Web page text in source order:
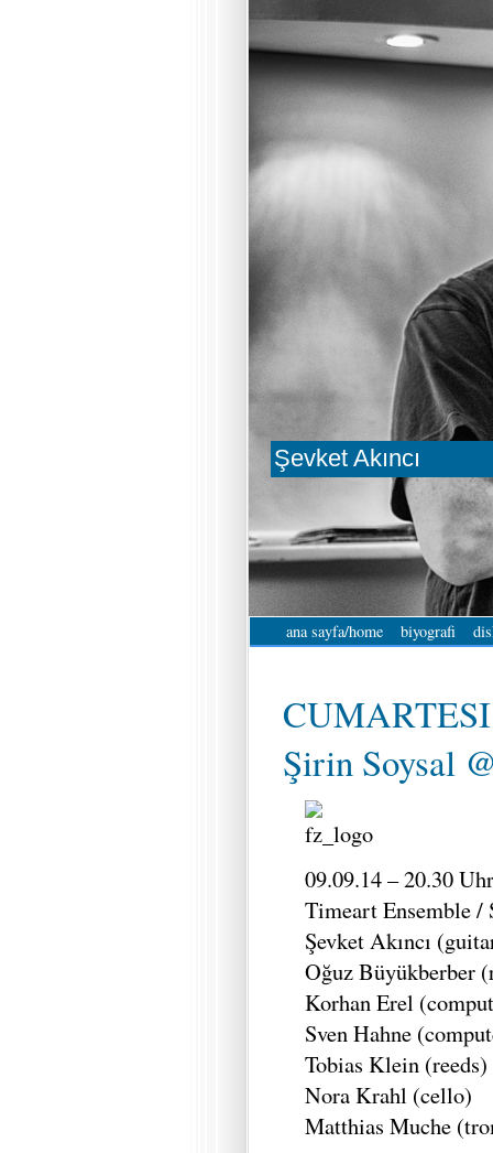
Şevket Akıncı
ana sayfa/home biyografi
Şirin Soysal
09.09.14 – 20.30 Uhr
Timeart Ensemble /
Şevket Akıncı
Oğuz Büyükberber
Korhan Erel
Sven Hahne
Tobias Klein (reeds)
Nora Krahl (cello)
Matthias Muche